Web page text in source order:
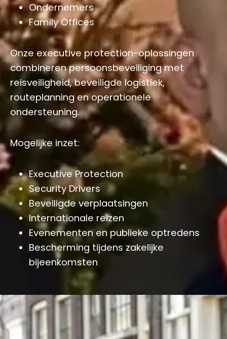
Ondernemers
Family Offices
Onze executive protection-oplossingen
combineren persoonsbeveiliging met
reisveiligheid, beveiligde logistiek,
routeplanning en operationele
ondersteuning.
Mogelijke inzet:
Executive Protection
Security Drivers
Beveiligde verplaatsingen
Internationale reizen
Evenementen en publieke optredens
Bescherming tijdens zakelijke
bijeenkomsten